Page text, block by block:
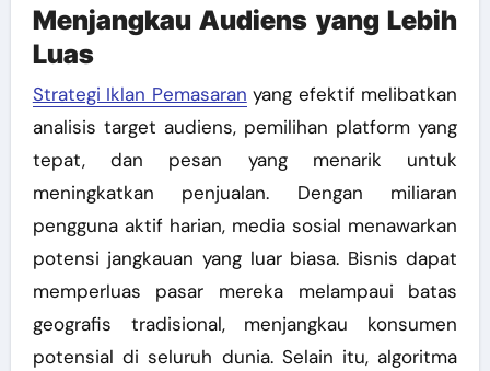
Menjangkau Audiens yang Lebih
Luas
Strategi Iklan Pemasaran yang efektif melibatkan
analisis target audiens, pemilihan platform yang
tepat, dan pesan yang menarik untuk
meningkatkan penjualan. Dengan miliaran
pengguna aktif harian, media sosial menawarkan
potensi jangkauan yang luar biasa. Bisnis dapat
memperluas pasar mereka melampaui batas
geografis tradisional, menjangkau konsumen
potensial di seluruh dunia. Selain itu, algoritma